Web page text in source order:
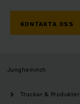
KONTAKTA OSS
Jungheinrich
Truckar & Produkter